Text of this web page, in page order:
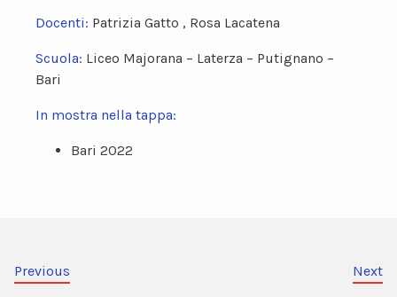
Docenti: Patrizia Gatto , Rosa Lacatena
Scuola: Liceo Majorana – Laterza – Putignano –
Bari
In mostra nella tappa:
Bari 2022
Previous Next